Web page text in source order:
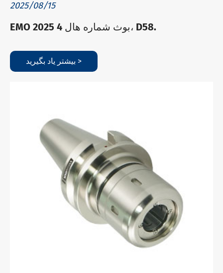
2025/08/15
EMO 2025 بوث شماره هال 4، D58.
بیشتر یاد بگیرید >